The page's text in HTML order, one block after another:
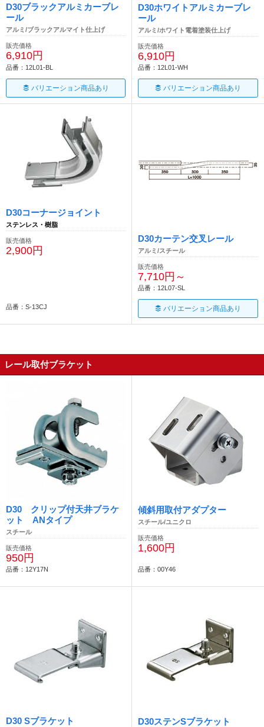
D30ブラックアルミカーブレ
ール
アルミ/ブラックアルマイト仕上げ
販売価格
6,910円
品番：12L01-BL
バリエーション商品あり
D30ホワイトアルミカーブレ
ール
アルミ/ホワイト電着塗装仕上げ
販売価格
6,910円
品番：12L01-WH
バリエーション商品あり
D30コーナージョイント
ステンレス・樹脂
販売価格
2,900円
品番：S-13CJ
D30カーテン交叉レール
アルミ/スチール
販売価格
7,710円～
品番：12L07-SL
バリエーション商品あり
レール取付ブラケット
D30 クリップ付天井ブラケ
ット ANタイプ
スチール
販売価格
950円
品番：12Y17N
傾斜用取付アダプター
スチール/ユニクロ
販売価格
1,600円
品番：00Y46
D30 Sブラケット D30ステンSブラケット